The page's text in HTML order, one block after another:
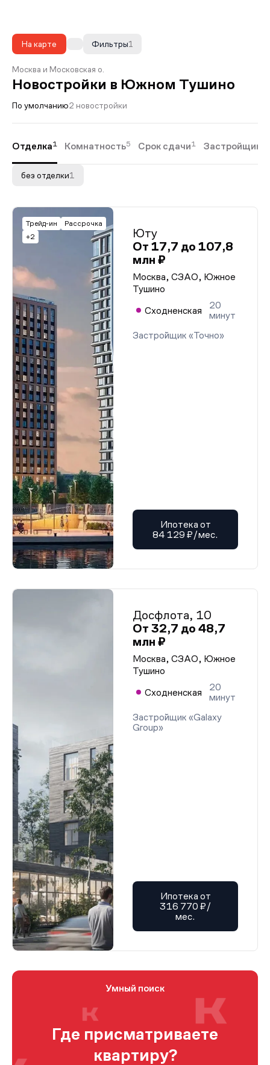
На карте 1
Фильтры
Москва и Московская о.
Новостройки в Южном Тушино
По умолчанию2 новостройки
Отделка1 Комнатность5 Срок сдачи1 Застройщики
без отделки1
Трейд-ин
Рассрочка
+2
Юту
От 17,7 до 107,8
млн ₽
Москва, СЗАО, Южное
Тушино
Сходненская
20
минут
Застройщик «Точно»
Ипотека от
84 129 ₽/мес.
Досфлота, 10
От 32,7 до 48,7
млн ₽
Москва, СЗАО, Южное
Тушино
Сходненская
20
минут
Застройщик «Galaxy
Group»
Ипотека от
316 770 ₽/
мес.
Умный поиск
Где присматриваете
квартиру?